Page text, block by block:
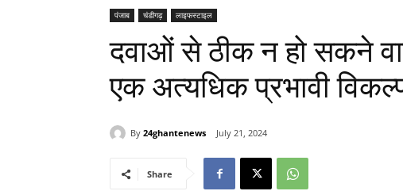
पंजाब चंडीगढ़ लाइफस्टाइल
दवाओं से ठीक न हो सकने
एक अत्यधिक प्रभावी
By 24ghantenews July 21, 2024
Share